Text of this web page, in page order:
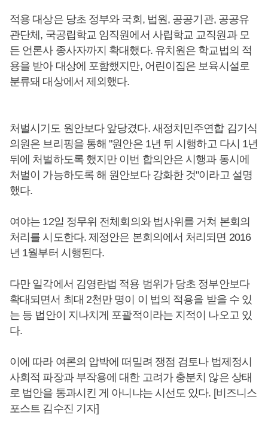
적용 대상은 당초 정부와 국회, 법원, 공공기관, 공공유
관단체, 국공립학교 임직원에서 사립학교 교직원과 모
든 언론사 종사자까지 확대했다. 유치원은 학교법의 적
용을 받아 대상에 포함했지만, 어린이집은 보육시설로
분류돼 대상에서 제외했다.
처벌시기도 원안보다 앞당겼다. 새정치민주연합 김기식
의원은 브리핑을 통해 "원안은 1년 뒤 시행하고 다시 1년
뒤에 처벌하도록 했지만 이번 합의안은 시행과 동시에
처벌이 가능하도록 해 원안보다 강화한 것"이라고 설명
했다.
여야는 12일 정무위 전체회의와 법사위를 거쳐 본회의
처리를 시도한다. 제정안은 본회의에서 처리되면 2016
년 1월부터 시행된다.
다만 일각에서 김영란법 적용 범위가 당초 정부안보다
확대되면서 최대 2천만 명이 이 법의 적용을 받을 수 있
는 등 법안이 지나치게 포괄적이라는 지적이 나오고 있
다.
이에 따라 여론의 압박에 떠밀려 쟁점 검토나 법제정시
사회적 파장과 부작용에 대한 고려가 충분치 않은 상태
로 법안을 통과시킨 게 아니냐는 시선도 있다. [비즈니스
포스트 김수진 기자]